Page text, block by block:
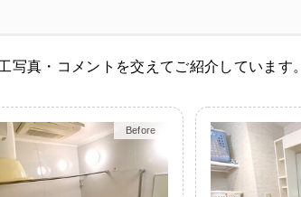
真・コメントを交えてご紹介しています。
Before
After